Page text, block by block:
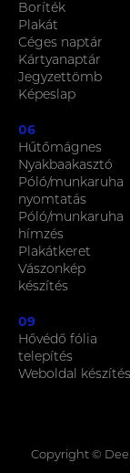
Boríték
Plakát
Céges naptár
Kártyanaptár
Jegyzettömb
Képeslap
06
Hűtőmágnes
Nyakbaakasztó
Póló/munkaruha
nyomtatás
Póló/munkaruha
hímzés
Plakátkeret
Vászonkép
készítés
09
Hővédő fólia
telepítés
Weboldal készítés
Copyright ©